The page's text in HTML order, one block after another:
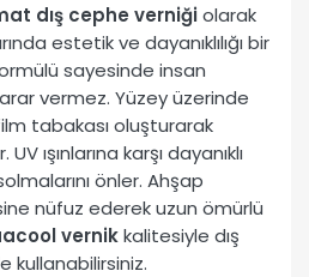
dış cephe verniğiolarak
estetik ve dayanıklılığı bir
sayesinde insan
vermez. Yüzey üzerinde
tabakası oluşturarak
ışınlarına karşı dayanıklı
önler. Ahşap
nüfuz ederek uzun ömürlü
vernikkalitesiyle dış
kullanabilirsiniz.